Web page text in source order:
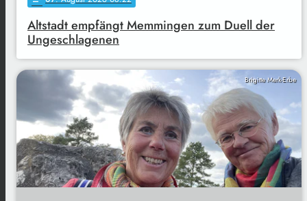
Altstadt empfängt Memmingen zum Duell der
Ungeschlagenen
Brigitte Merk-Erbe